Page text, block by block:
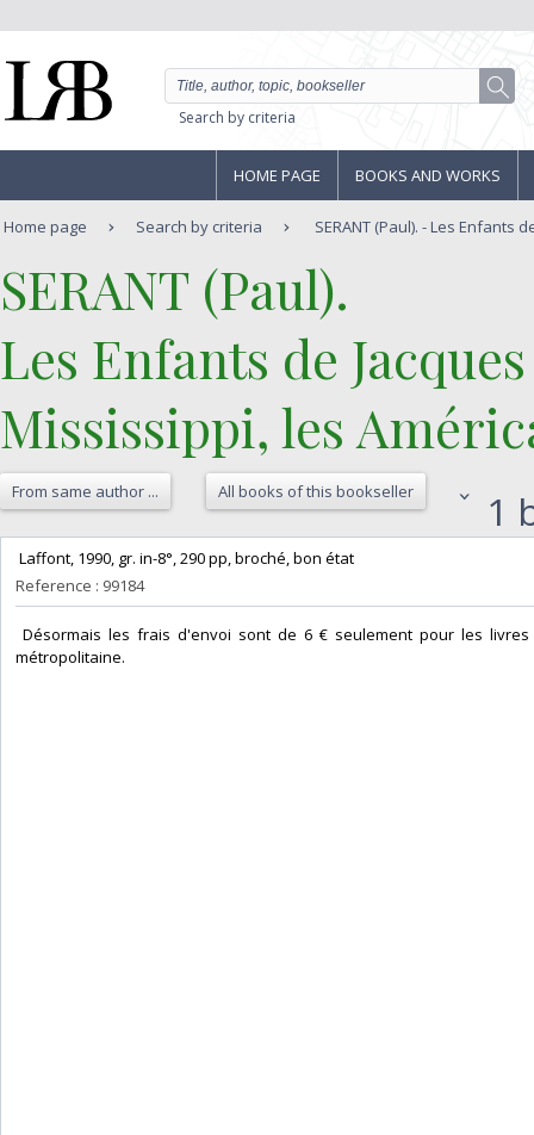
Search by criteria
HOME PAGE BOOKS AND WORKS
Home page Search by criteria SERANT (Paul). - Les Enfants
‎SERANT (Paul).‎
‎Les Enfants de
Mississippi, les
From same author ... All books of this bookseller 1
‎ Laffont, 1990, gr. in-8°, 290 pp, broché, bon état‎
Reference : 99184
Désormais les frais d'envoi sont de 6 € seulement pour les
métropolitaine.‎